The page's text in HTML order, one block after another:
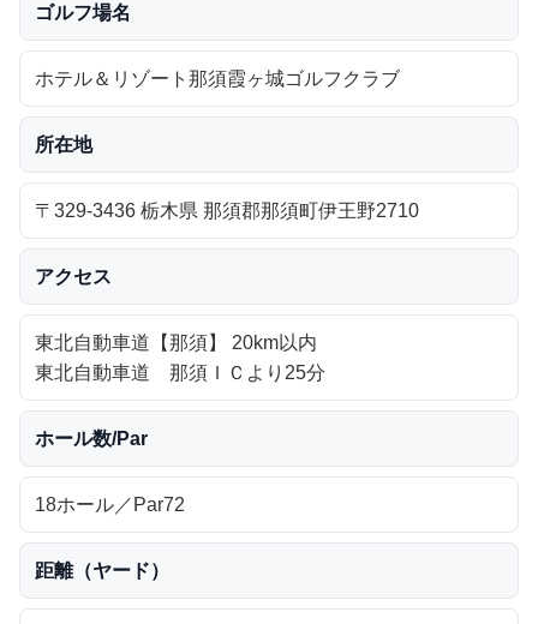
ゴルフ場名
ホテル＆リゾート那須霞ヶ城ゴルフクラブ
所在地
〒329-3436 栃木県 那須郡那須町伊王野2710
アクセス
東北自動車道【那須】 20km以内
東北自動車道 那須ＩＣより25分
ホール数/Par
18ホール／Par72
距離（ヤード）